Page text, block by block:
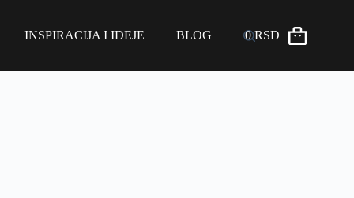
INSPIRACIJA I IDEJE BLOG 0RSD